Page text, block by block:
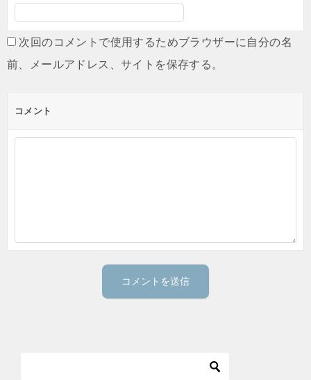
次回のコメントで使用するためブラウザーに自分の名
前、メールアドレス、サイトを保存する。
コメント